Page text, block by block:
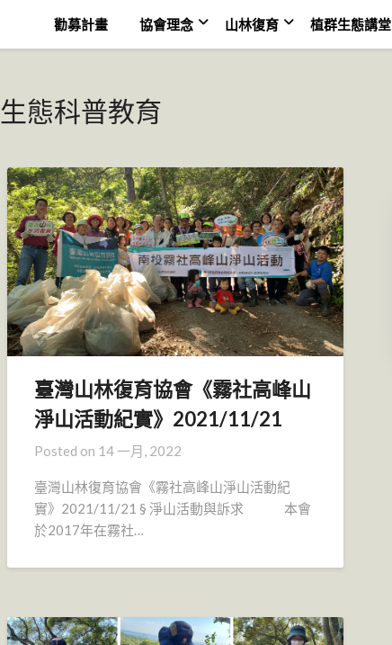
勸募計畫 協會理念 山林復育 植群生態講堂
態科普教育
臺灣山林復育協會《霧社高峰山
淨山活動紀實》2021/11/21
Posted on 14 一月, 2022
臺灣山林復育協會《霧社高峰山淨山活動紀
實》2021/11/21 § 淨山活動與訴求 本會
於2017年在霧社…